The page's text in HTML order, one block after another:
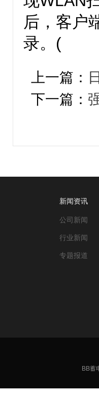
后，客户
录。(
上一篇：
下一篇：
新闻资讯
公司新闻
行业新闻
专题报道
BB蓄